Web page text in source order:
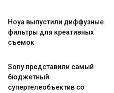
Hoya выпустили диффузные
фильтры для креативных
съемок
Sony представили самый
бюджетный
супертелеобъектив со